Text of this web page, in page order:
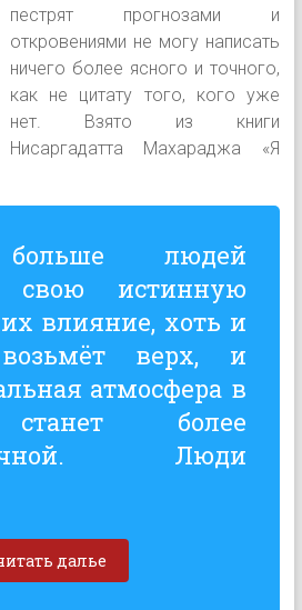
пестрят прогнозами и
откровениями не могу написать
ничего более ясного и точного,
как не цитату того, кого уже
нет. Взято из книги
Нисаргадатта Махараджа «Я
людей
свою истинную
влияние, хоть и
верх, и
атмосфера в
более
Люди
далье